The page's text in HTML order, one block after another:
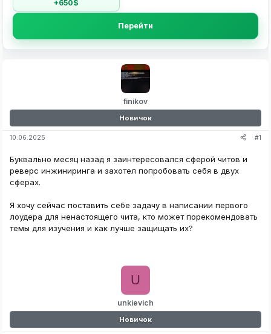
+650$
Перейти
finikov
Новичок
10.06.2025 #1
Буквально месяц назад я заинтересовался сферой читов и
реверс инжиниринга и захотел попробовать себя в двух
сферах.
Я хочу сейчас поставить себе задачу в написании первого
лоудера для ненастоящего чита, кто может порекомендовать
темы для изучения и как лучше защищать их?
unkievich
U
Новичок